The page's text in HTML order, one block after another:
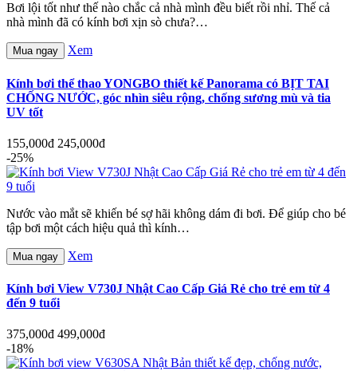
Bơi lội tốt như thế nào chắc cả nhà mình đều biết rồi nhỉ. Thế cả
nhà mình đã có kính bơi xịn sò chưa?…
Mua ngay Xem
Kính bơi thể thao YONGBO thiết kế Panorama có BỊT TAI
CHỐNG NƯỚC, góc nhìn siêu rộng, chống sương mù và tia
UV tốt
155,000đ 245,000đ
-25%
Nước vào mắt sẽ khiến bé sợ hãi không dám đi bơi. Để giúp cho bé
tập bơi một cách hiệu quả thì kính…
Mua ngay Xem
Kính bơi View V730J Nhật Cao Cấp Giá Rẻ cho trẻ em từ 4
đến 9 tuổi
375,000đ 499,000đ
-18%